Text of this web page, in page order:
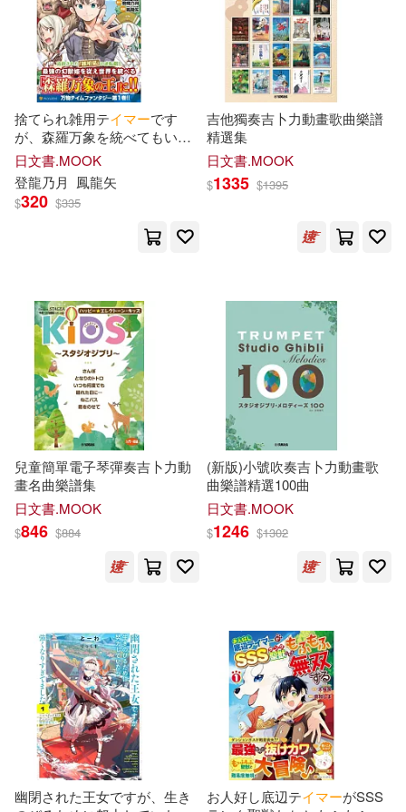
遠田マリモ(8)
鍋島テツヒロ(8) 大沢かな(7)
希志あいの(7) 浜崎真緒(7)
空想(7) Spider Lily(6)
タチ(6)
安房さとる(6)
永井マリア(6) あおいれな(5)
おげれつたなか(5) みひな(5)
もなみ鈴(5) 丘えりな(5)
久留木玲(5) 京丸(5)
大槻ひ(5) 天馬ゆい(5)
奏音かのん(5) 安里アサト(5)
宮崎リン(5) 川北メイサ(5)
Neo Media(12) Aniplex(8)
アース・スターエンターテイメン
東立(8) G-WALK(7)
アートプリントジャパン(7)
講談社(7)
PAD(6) ホビージャパン(6)
マイム・コーポレーション(6)
寶島社(6) Welcome Music(5)
マイクロマガジン社(5)
日本ヴォーグ社(5)
アイオウプラス(4)
アルファポリス(4)
ハピネット・メディアマーケティ
本週上市新品(2)
電子書 (可複選)
適合手機平板閱讀(10)
適合平板閱讀(369)
現在可購買商品(606)
作者/演唱/譯/編/繪(2)
出版社(1)
價格
範圍
捨てられ雑用テイマーです
が、森羅万象を統べてもいい
ですか? 1
日文書.MOOK
登龍乃月 鳳龍矢
$320 $335
吉他獨奏吉卜力動畫歌曲樂譜
精選集
日文書.MOOK
$1335 $1395
兒童簡單電子琴彈奏吉卜力動
畫名曲樂譜集
日文書.MOOK
$846 $884
(新版)小號吹奏吉卜力動畫歌
曲樂譜精選100曲
日文書.MOOK
$1246 $1302
幽閉された王女ですが、生き
お人好し底辺テイマーがSSS